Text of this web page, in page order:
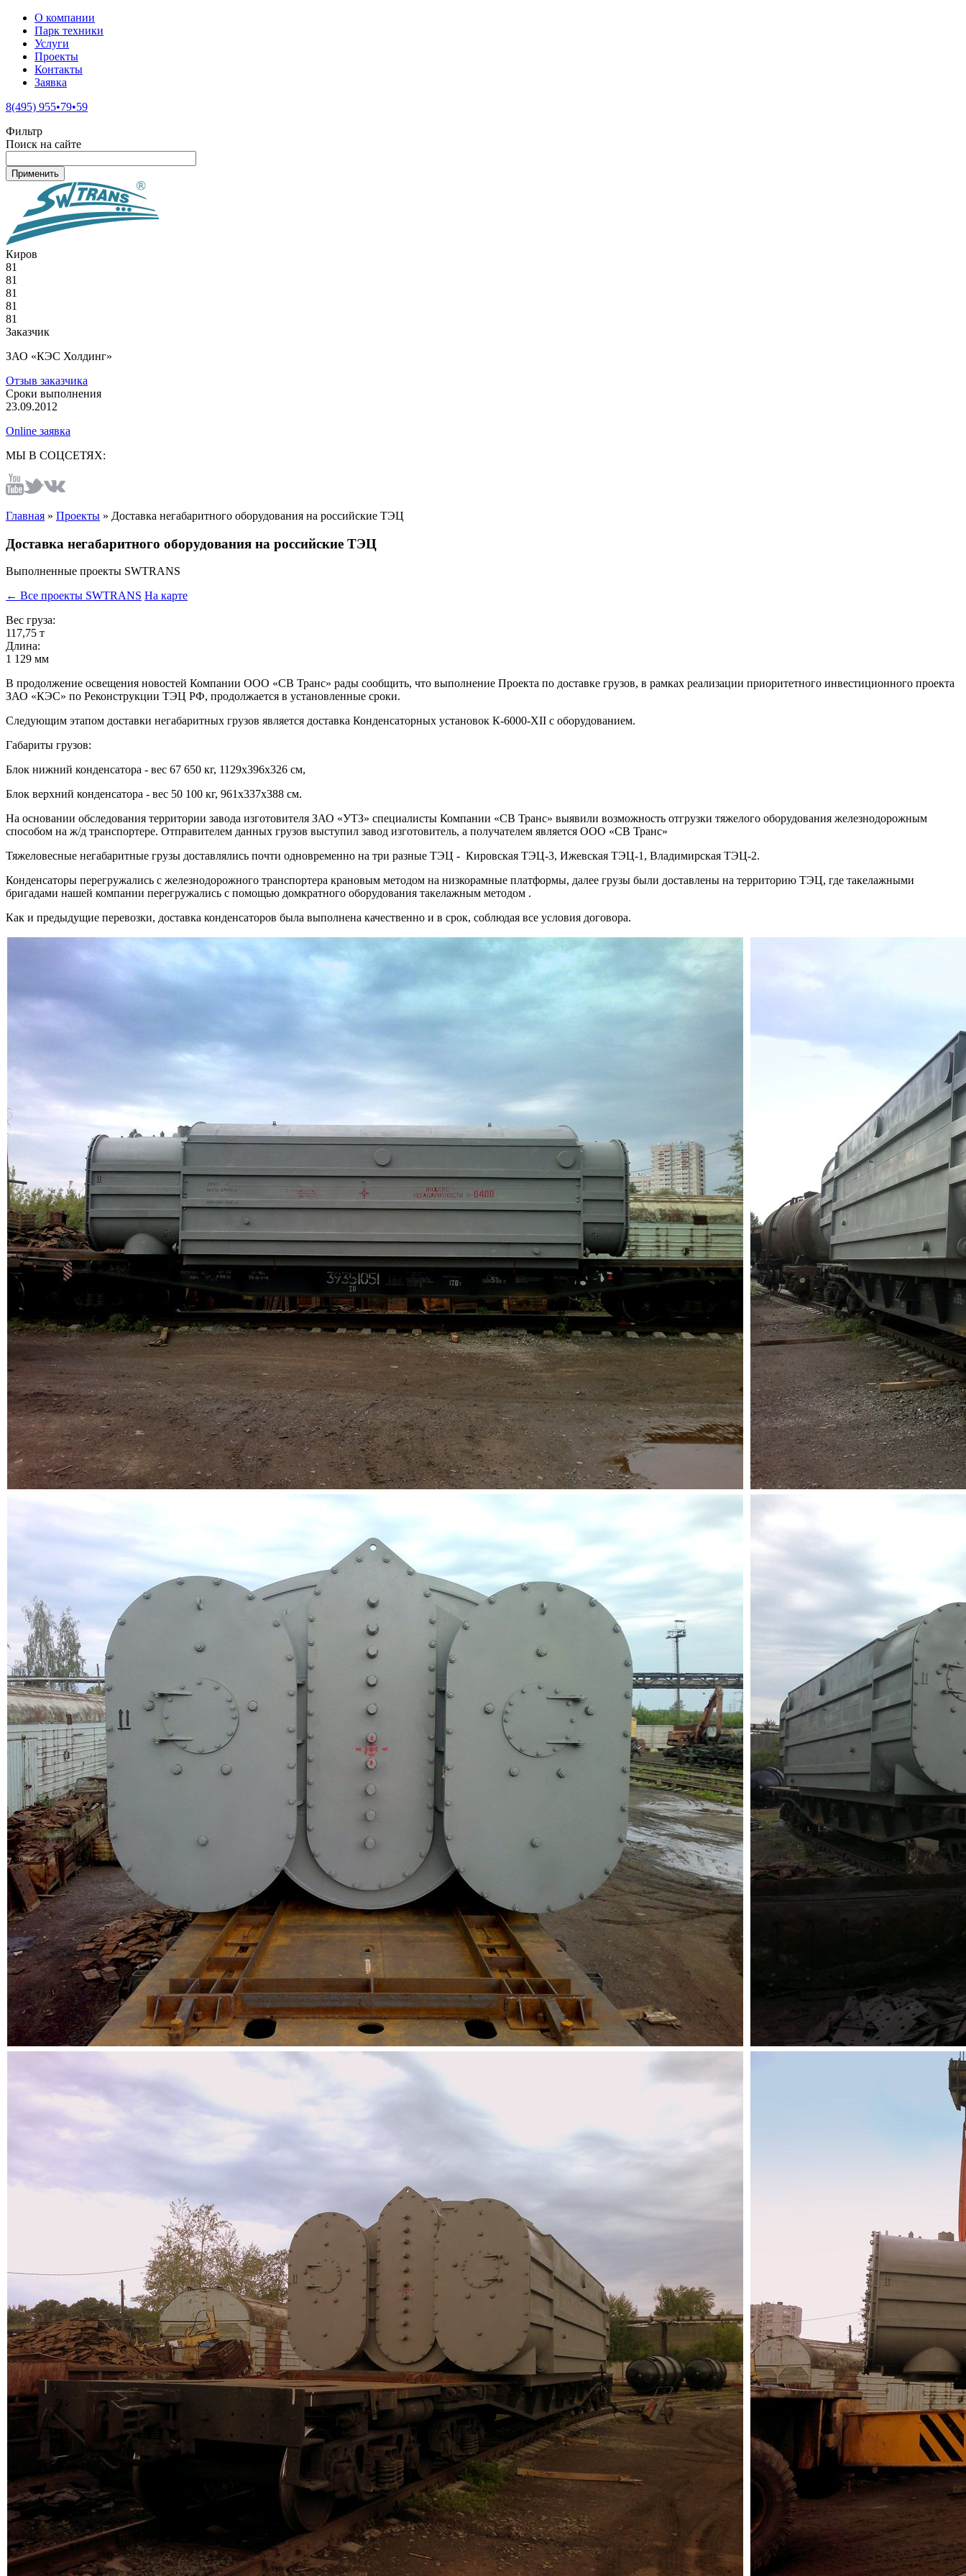
О компании
Парк техники
Услуги
Проекты
Контакты
Заявка
8(495) 955•79•59
Фильтр
Поиск на сайте
Киров
81
81
81
81
81
Заказчик
ЗАО «КЭС Холдинг»
Отзыв заказчика
Сроки выполнения
23.09.2012
Online заявка
МЫ В СОЦСЕТЯХ:
Главная » Проекты » Доставка негабаритного оборудования на российские ТЭЦ
Доставка негабаритного оборудования на российские ТЭЦ
Выполненные проекты SWTRANS
← Все проекты SWTRANS На карте
Вес груза:
117,75 т
Длина:
1 129 мм
В продолжение освещения новостей Компании ООО «СВ Транс» рады сообщить, что выполнение Проекта по доставке грузов, в рамках реализации приоритетного инвестиционного проекта
ЗАО «КЭС» по Реконструкции ТЭЦ РФ, продолжается в установленные сроки.
Следующим этапом доставки негабаритных грузов является доставка Конденсаторных установок К-6000-XII с оборудованием.
Габариты грузов:
Блок нижний конденсатора - вес 67 650 кг, 1129х396х326 см,
Блок верхний конденсатора - вес 50 100 кг, 961х337х388 см.
На основании обследования территории завода изготовителя ЗАО «УТЗ» специалисты Компании «СВ Транс» выявили возможность отгрузки тяжелого оборудования железнодорожным
способом на ж/д транспортере. Отправителем данных грузов выступил завод изготовитель, а получателем является ООО «СВ Транс»
Тяжеловесные негабаритные грузы доставлялись почти одновременно на три разные ТЭЦ - Кировская ТЭЦ-3, Ижевская ТЭЦ-1, Владимирская ТЭЦ-2.
Конденсаторы перегружались с железнодорожного транспортера крановым методом на низкорамные платформы, далее грузы были доставлены на территорию ТЭЦ, где такелажными
бригадами нашей компании перегружались с помощью домкратного оборудования такелажным методом .
Как и предыдущие перевозки, доставка конденсаторов была выполнена качественно и в срок, соблюдая все условия договора.